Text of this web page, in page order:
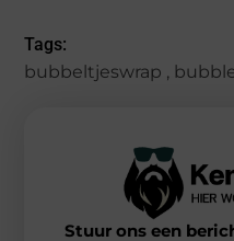
Tags:
bubbeltjeswrap ,
Stuur ons een